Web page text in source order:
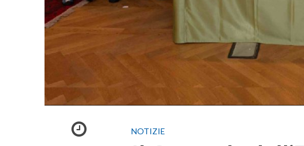
NOTIZIE